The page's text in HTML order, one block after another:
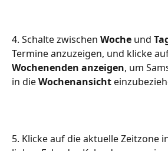
4. Schalte zwischen Woche und
Termine anzuzeigen, und klicke
Wochenenden anzeigen, um
in die Wochenansicht
5. Klicke auf die aktuelle Zeitzone